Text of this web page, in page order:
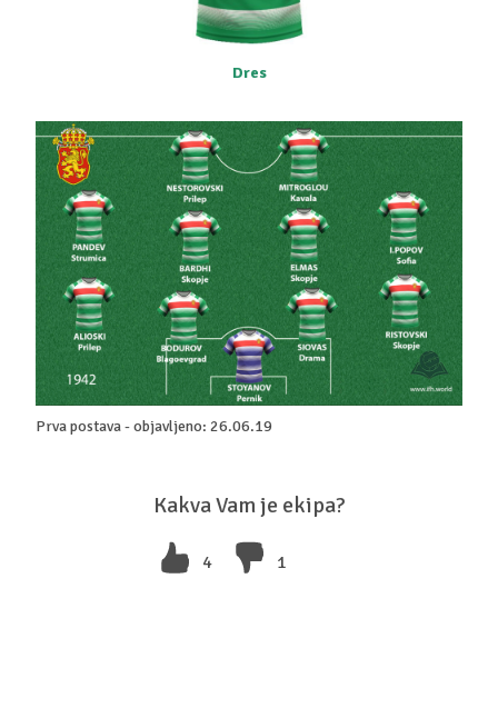
Dres
Kakva Vam je ekipa?
4 1
Prva postava - objavljeno: 26.06.19